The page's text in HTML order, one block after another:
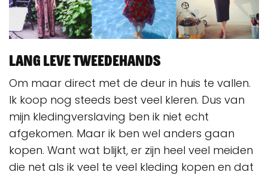
Lang leve tweedehands
Om maar direct met de deur in huis te vallen.
Ik koop nog steeds best veel kleren. Dus van
mijn kledingverslaving ben ik niet echt
afgekomen. Maar ik ben wel anders gaan
kopen. Want wat blijkt, er zijn heel veel meiden
die net als ik veel te veel kleding kopen en dat